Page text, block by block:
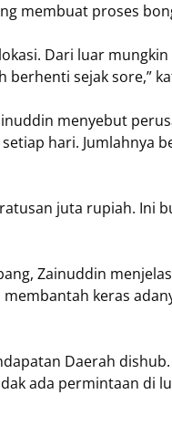
membuat proses
Dari luar
sejak sore,”
menyebut
hari. Jumlahnya
juta rupiah. Ini
Zainuddin
keras
Daerah
ada permintaan di